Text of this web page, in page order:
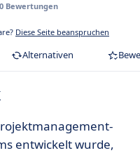
Bewertungen
Diese Seite beanspruchen
Alternativen
entwickelt wurde,